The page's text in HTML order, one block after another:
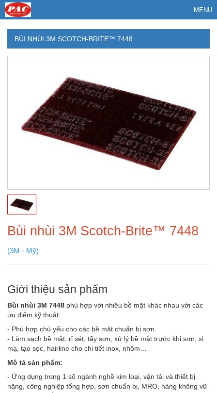
MENU
BÙI NHÙI 3M SCOTCH-BRITE™ 7448
Bùi nhùi 3M Scotch-Brite™ 7448
(3M - Mỹ)
Giới thiệu sản phẩm
Bùi nhùi 3M 7448 phù hợp với nhiều bề mặt khác nhau với các
ưu điểm kỹ thuật:
- Phù hợp chủ yếu cho các bề mặt chuẩn bị sơn.
- Làm sạch bề mặt, rỉ sét, tẩy sơn, xử lý bề mặt trước khi sơn, xi
mạ, tạo sọc, hairline cho chi tiết inox, nhôm…
Mô tả sản phẩm:
- Ứng dụng trong 1 số ngành nghề kim loại, vận tải và thiết bị
nặng, công nghiệp tổng hợp, sơn chuẩn bị, MRO, hàng không vũ